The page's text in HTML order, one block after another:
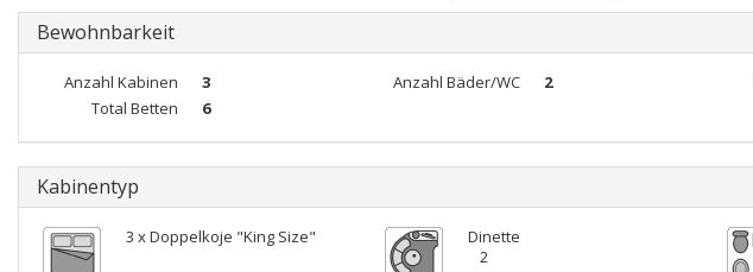
Bewohnbarkeit
Anzahl Kabinen 3 Anzahl Bäder/WC 2
Total Betten
6
Kabinentyp
3 x Doppelkoje "King Size" Dinette
2